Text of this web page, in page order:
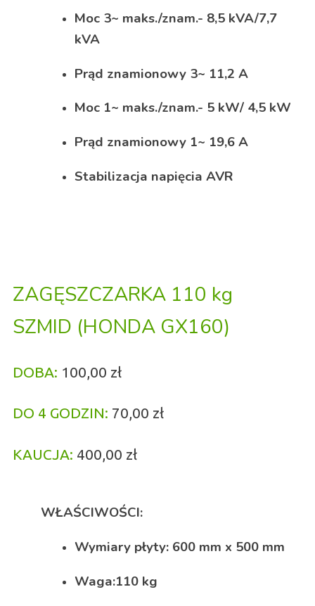
Moc 3~ maks./znam.- 8,5 kVA/7,7
kVA
Prąd znamionowy 3~ 11,2 A
Moc 1~ maks./znam.- 5 kW/ 4,5 kW
Prąd znamionowy 1~ 19,6 A
Stabilizacja napięcia AVR
ZAGĘSZCZARKA 110 kg
SZMID (HONDA GX160)
DOBA: 100,00 zł
DO 4 GODZIN: 70,00 zł
KAUCJA: 400,00 zł
WŁAŚCIWOŚCI:
Wymiary płyty: 600 mm x 500 mm
Waga:110 kg